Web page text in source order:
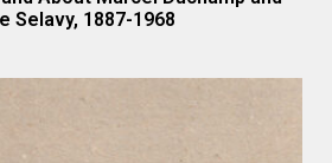
Selavy, 1887-1968